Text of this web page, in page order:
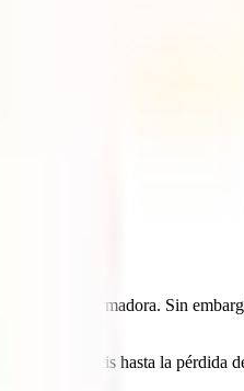
transformadora. Sin
apendicitis hasta la pérdida